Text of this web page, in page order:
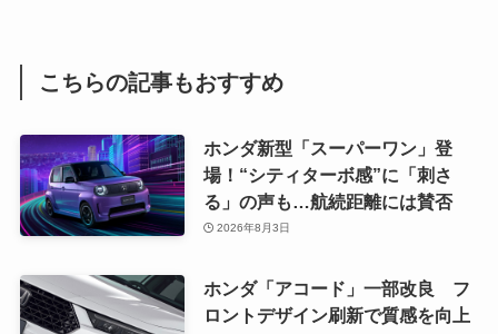
こちらの記事もおすすめ
ホンダ新型「スーパーワン」登
場！“シティターボ感”に「刺さ
る」の声も…航続距離には賛否
2026年8月3日
ホンダ「アコード」一部改良 フ
ロントデザイン刷新で質感を向上